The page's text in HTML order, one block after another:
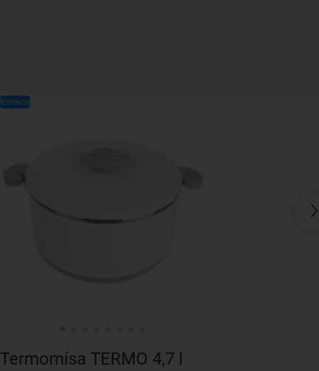
Termomísa TERMO 4,7 l
Kolekce